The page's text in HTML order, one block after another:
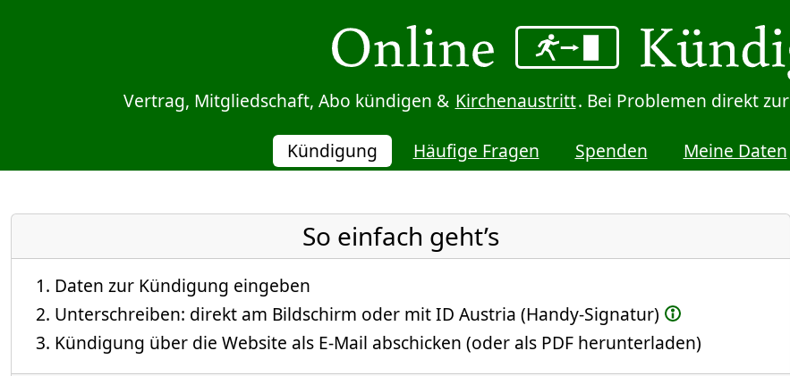
Vertrag, Mitgliedschaft, Abo kündigen & Kirchenaustritt. Bei Problemen direkt zur
Kündigung Häufige Fragen Spenden Meine Daten
So einfach geht’s
Daten zur Kündigung eingeben
Unterschreiben: direkt am Bildschirm oder mit ID Austria (Handy-Signatur)
Kündigung über die Website als E-Mail abschicken (oder als PDF herunterladen)